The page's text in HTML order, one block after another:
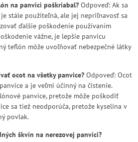
na panvici poškriabal? Odpoveď: Ak sa
stále použiteľná, ale jej nepriľnavosť sa
ďalšie poškodenie používaním
vážne, je lepšie panvicu
teflón môže uvoľňovať nebezpečné látky
ocot na všetky panvice? Odpoveď: Ocot
a je veľmi účinný na čistenie.
panvice, pretože môže poškodiť
sa tiež neodporúča, pretože kyselina v
povlak.
škvín na nerezovej panvici?